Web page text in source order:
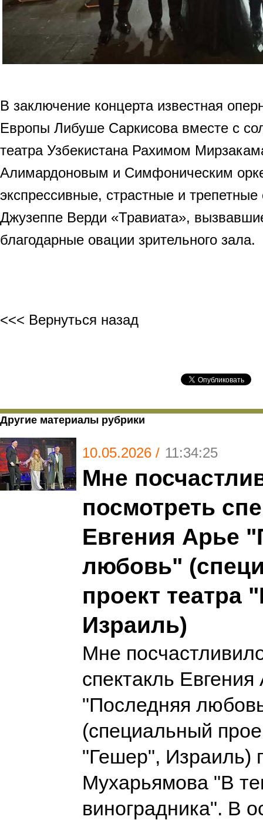
В заключение концерта известная
Европы Либуше Саркисова вместе с
театра Узбекистана Рахимом
Алимардоновым и Симфоническим
экспрессивные, страстные и
Джузеппе Верди «Травиата»,
благодарные овации зрительного зала.
<<< Вернуться назад
Другие материалы рубрики
10.05.2026 / 11:34:25
Мне
посмотреть
Евгения Арье
любовь"
проект театра
Израиль)
Мне
спектакль
"Последняя
(специальный
"Гешер", Израиль)
Мухарьямова "В
виноградника". В